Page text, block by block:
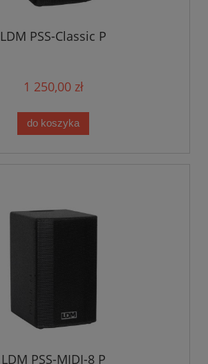
LDM PSS-Classic P
1 250,00 zł
do koszyka
LDM PSS-MIDI-8 P